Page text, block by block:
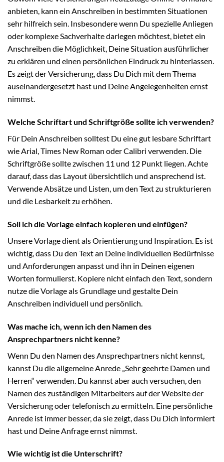
anbieten, kann ein Anschreiben in bestimmten Situationen
sehr hilfreich sein. Insbesondere wenn Du spezielle Anliegen
oder komplexe Sachverhalte darlegen möchtest, bietet ein
Anschreiben die Möglichkeit, Deine Situation ausführlicher
zu erklären und einen persönlichen Eindruck zu hinterlassen.
Es zeigt der Versicherung, dass Du Dich mit dem Thema
auseinandergesetzt hast und Deine Angelegenheiten ernst
nimmst.
Welche Schriftart und Schriftgröße sollte ich verwenden?
Für Dein Anschreiben solltest Du eine gut lesbare Schriftart
wie Arial, Times New Roman oder Calibri verwenden. Die
Schriftgröße sollte zwischen 11 und 12 Punkt liegen. Achte
darauf, dass das Layout übersichtlich und ansprechend ist.
Verwende Absätze und Listen, um den Text zu strukturieren
und die Lesbarkeit zu erhöhen.
Soll ich die Vorlage einfach kopieren und einfügen?
Unsere Vorlage dient als Orientierung und Inspiration. Es ist
wichtig, dass Du den Text an Deine individuellen Bedürfnisse
und Anforderungen anpasst und ihn in Deinen eigenen
Worten formulierst. Kopiere nicht einfach den Text, sondern
nutze die Vorlage als Grundlage und gestalte Dein
Anschreiben individuell und persönlich.
Was mache ich, wenn ich den Namen des
Ansprechpartners nicht kenne?
Wenn Du den Namen des Ansprechpartners nicht kennst,
kannst Du die allgemeine Anrede „Sehr geehrte Damen und
Herren“ verwenden. Du kannst aber auch versuchen, den
Namen des zuständigen Mitarbeiters auf der Website der
Versicherung oder telefonisch zu ermitteln. Eine persönliche
Anrede ist immer besser, da sie zeigt, dass Du Dich informiert
hast und Deine Anfrage ernst nimmst.
Wie wichtig ist die Unterschrift?